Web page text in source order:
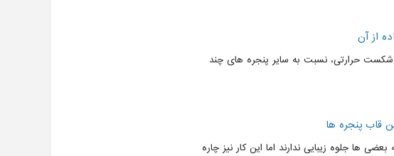
از آن
حرارتی، نسبت به سایر پنجره های چند
قاب پنجره ها
ها جلوه زیبایی ندارند اما این کار نیز چاره